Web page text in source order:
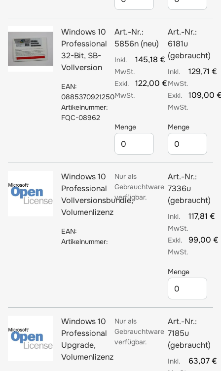
Windows 10
Professional
32-Bit, SB-
Vollversion
EAN:
0885370921250
Artikelnummer:
FQC-08962
Art.-Nr.:
5856n (neu)
145,18 €
122,00 €
Menge
Art.-Nr.:
6181u
(gebraucht)
129,71 €
109,00
Menge
Windows 10
Professional
Vollversionsbundle,
Volumenlizenz
EAN:
Artikelnummer:
Nur als
Gebrauchtware
verfügbar.
Art.-Nr.:
7336u
(gebraucht)
117,81 €
99,00 €
Menge
Windows 10
Professional
Upgrade,
Volumenlizenz
Nur als
Gebrauchtware
verfügbar.
Art.-Nr.:
7185u
(gebraucht)
63,07 €